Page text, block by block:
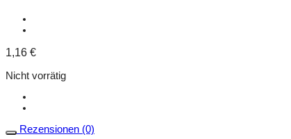
1,16 €
Nicht vorrätig
Rezensionen (0)